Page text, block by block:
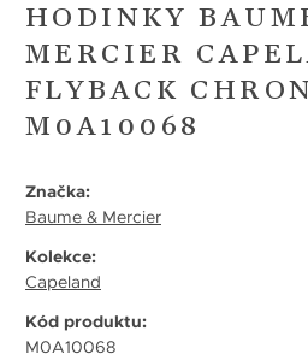
HODINKY
MERCIER
FLYBACK
M0A10068
Značka:
Baume & Mercier
Kolekce:
Capeland
Kód produktu:
M0A10068